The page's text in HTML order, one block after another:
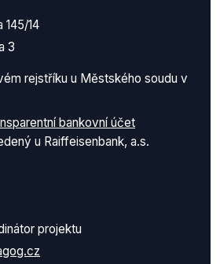
14
3
rejstříku u Městského soudu v
bankovní účet
u Raiffeisenbank, a.s.
projektu